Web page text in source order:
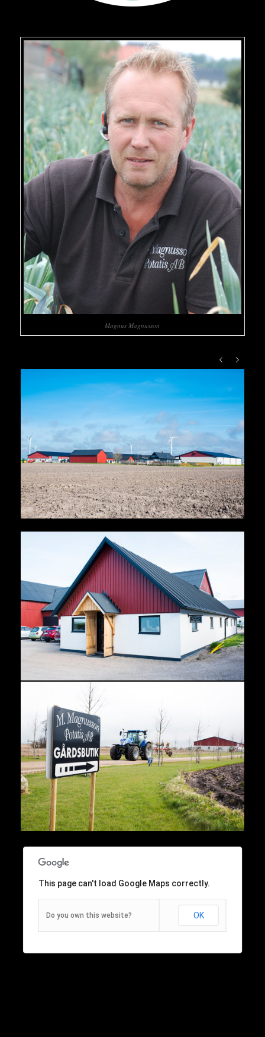
Magnus Magnusson
This page can't load Google Maps correctly.
Do you own this website? OK